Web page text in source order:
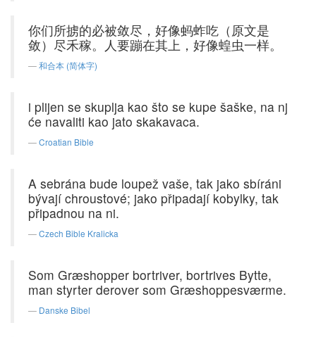
你们所掳的必被敛尽，好像蚂蚱吃（原文是
敛）尽禾稼。人要蹦在其上，好像蝗虫一样。
和合本 (简体字)
i plijen se skuplja kao što se kupe šaške, na nj
će navaliti kao jato skakavaca.
Croatian Bible
A sebrána bude loupež vaše, tak jako sbíráni
bývají chroustové; jako připadají kobylky, tak
připadnou na ni.
Czech Bible Kralicka
Som Græshopper bortriver, bortrives Bytte,
man styrter derover som Græshoppesværme.
Danske Bibel